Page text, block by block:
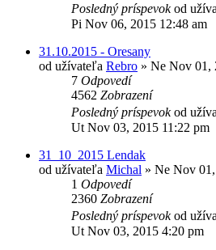
Posledný príspevokod
Pi Nov 06, 2015 12:48 am
31.10.2015 - Oresany
od užívateľa Rebro » Ne Nov 01,
7 Odpovedí
4562 Zobrazení
Posledný príspevokod
Ut Nov 03, 2015 11:22 pm
31_10_2015 Lendak
od užívateľa Michal » Ne Nov
1 Odpovedí
2360 Zobrazení
Posledný príspevokod
Ut Nov 03, 2015 4:20 pm